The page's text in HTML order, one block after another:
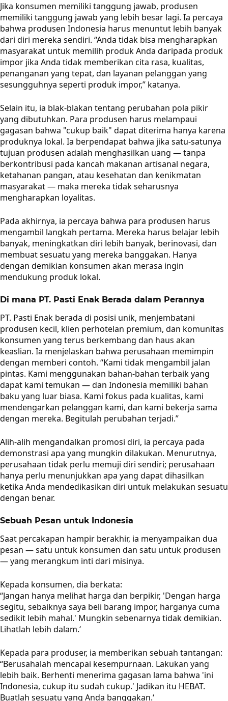
Jika konsumen memiliki tanggung jawab, produsen
memiliki tanggung jawab yang lebih besar lagi. Ia percaya
bahwa produsen Indonesia harus menuntut lebih banyak
dari diri mereka sendiri. “Anda tidak bisa mengharapkan
masyarakat untuk memilih produk Anda daripada produk
impor jika Anda tidak memberikan cita rasa, kualitas,
penanganan yang tepat, dan layanan pelanggan yang
sesungguhnya seperti produk impor,” katanya.
Selain itu, ia blak-blakan tentang perubahan pola pikir
yang dibutuhkan. Para produsen harus melampaui
gagasan bahwa "cukup baik" dapat diterima hanya karena
produknya lokal. Ia berpendapat bahwa jika satu-satunya
tujuan produsen adalah menghasilkan uang — tanpa
berkontribusi pada kancah makanan artisanal negara,
ketahanan pangan, atau kesehatan dan kenikmatan
masyarakat — maka mereka tidak seharusnya
mengharapkan loyalitas.
Pada akhirnya, ia percaya bahwa para produsen harus
mengambil langkah pertama. Mereka harus belajar lebih
banyak, meningkatkan diri lebih banyak, berinovasi, dan
membuat sesuatu yang mereka banggakan. Hanya
dengan demikian konsumen akan merasa ingin
mendukung produk lokal.
Di mana PT. Pasti Enak Berada dalam Perannya
PT. Pasti Enak berada di posisi unik, menjembatani
produsen kecil, klien perhotelan premium, dan komunitas
konsumen yang terus berkembang dan haus akan
keaslian. Ia menjelaskan bahwa perusahaan memimpin
dengan memberi contoh. “Kami tidak mengambil jalan
pintas. Kami menggunakan bahan-bahan terbaik yang
dapat kami temukan — dan Indonesia memiliki bahan
baku yang luar biasa. Kami fokus pada kualitas, kami
mendengarkan pelanggan kami, dan kami bekerja sama
dengan mereka. Begitulah perubahan terjadi.”
Alih-alih mengandalkan promosi diri, ia percaya pada
demonstrasi apa yang mungkin dilakukan. Menurutnya,
perusahaan tidak perlu memuji diri sendiri; perusahaan
hanya perlu menunjukkan apa yang dapat dihasilkan
ketika Anda mendedikasikan diri untuk melakukan sesuatu
dengan benar.
Sebuah Pesan untuk Indonesia
Saat percakapan hampir berakhir, ia menyampaikan dua
pesan — satu untuk konsumen dan satu untuk produsen
— yang merangkum inti dari misinya.
Kepada konsumen, dia berkata:
“Jangan hanya melihat harga dan berpikir, 'Dengan harga
segitu, sebaiknya saya beli barang impor, harganya cuma
sedikit lebih mahal.' Mungkin sebenarnya tidak demikian.
Lihatlah lebih dalam.‘
Kepada para produser, ia memberikan sebuah tantangan:
“Berusahalah mencapai kesempurnaan. Lakukan yang
lebih baik. Berhenti menerima gagasan lama bahwa 'ini
Indonesia, cukup itu sudah cukup.' Jadikan itu HEBAT.
Buatlah sesuatu yang Anda banggakan.‘